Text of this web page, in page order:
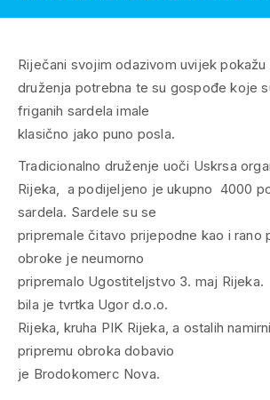
Riječani svojim odazivom uvijek pokažu
druženja potrebna te su gospođe koje
friganih sardela imale
klasično jako puno posla.
Tradicionalno druženje uoči Uskrsa
Rijeka, a podijeljeno je ukupno 4000
sardela. Sardele su se
pripremale čitavo prijepodne kao i rano
obroke je neumorno
pripremalo Ugostiteljstvo 3. maj
bila je tvrtka Ugor d.o.o.
Rijeka, kruha PIK Rijeka, a ostalih
pripremu obroka dobavio
je Brodokomerc Nova.